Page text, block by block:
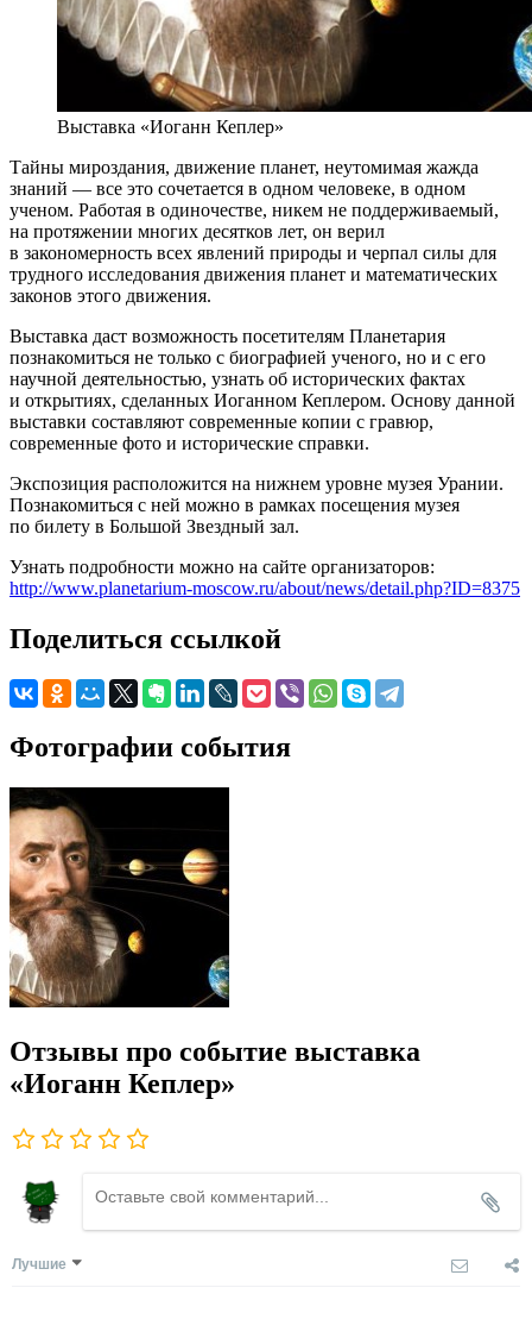
Выставка «Иоганн Кеплер»
Тайны мироздания, движение планет, неутомимая жажда
знаний — все это сочетается в одном человеке, в одном
ученом. Работая в одиночестве, никем не поддерживаемый,
на протяжении многих десятков лет, он верил
в закономерность всех явлений природы и черпал силы для
трудного исследования движения планет и математических
законов этого движения.
Выставка даст возможность посетителям Планетария
познакомиться не только с биографией ученого, но и с его
научной деятельностью, узнать об исторических фактах
и открытиях, сделанных Иоганном Кеплером. Основу данной
выставки составляют современные копии с гравюр,
современные фото и исторические справки.
Экспозиция расположится на нижнем уровне музея Урании.
Познакомиться с ней можно в рамках посещения музея
по билету в Большой Звездный зал.
Узнать подробности можно на сайте организаторов:
http://www.planetarium-moscow.ru/about/news/detail.php?ID=8375
Поделиться ссылкой
Фотографии события
Отзывы про событие выставка
«Иоганн Кеплер»
Лучшие